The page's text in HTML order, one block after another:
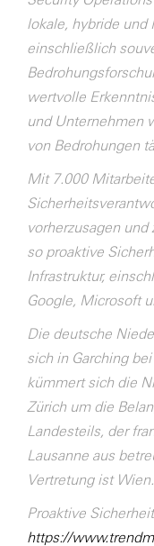
lokale, hybride
einschließlich
wertvolle
und Unternehmen
von Bedrohungen
Mit 7.000
vorherzusagen
so proaktive
Infrastruktur,
Google, Microsoft
Die deutsche
sich in Garching
kümmert sich die
Zürich um die
Landesteils, der
Lausanne aus
Vertretung ist Wien.
Proaktive
https://